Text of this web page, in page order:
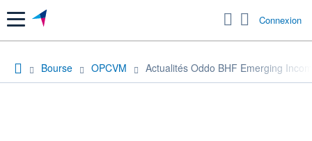
Menu Connexion
Bourse OPCVM Actualités Oddo BHF Emerging